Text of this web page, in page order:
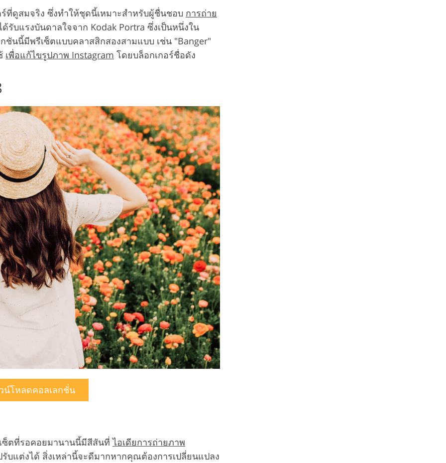
ดูสมจริง ซึ่งทำให้ชุดนี้เหมาะสำหรับผู้ชื่นชอบ การถ่าย
บแรงบันดาลใจจาก Kodak Portra ซึ่งเป็นหนึ่งใน
นนี้มีพรีเซ็ตแบบคลาสสิกสองสามแบบ เช่น "Banger"
เพื่อแก้ไขรูปภาพ Instagram โดยบล็อกเกอร์ชื่อดัง
น์โหลดคอลเลกชั่น
ซ็ตที่รอคอยมานานนี้มีสีสันที่ไอเดียการถ่ายภาพ
บแต่งได้ สิ่งเหล่านี้จะดีมากหากคุณต้องการเปลี่ยนแปลง